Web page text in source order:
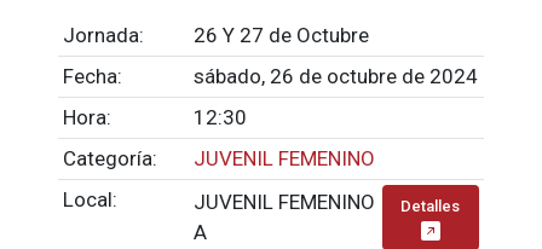
Jornada:
26 Y 27 de Octubre
Fecha:
sábado, 26 de octubre de 2024
Hora:
12:30
Categoría:
JUVENIL FEMENINO
Local:
JUVENIL FEMENINO
A
Detalles